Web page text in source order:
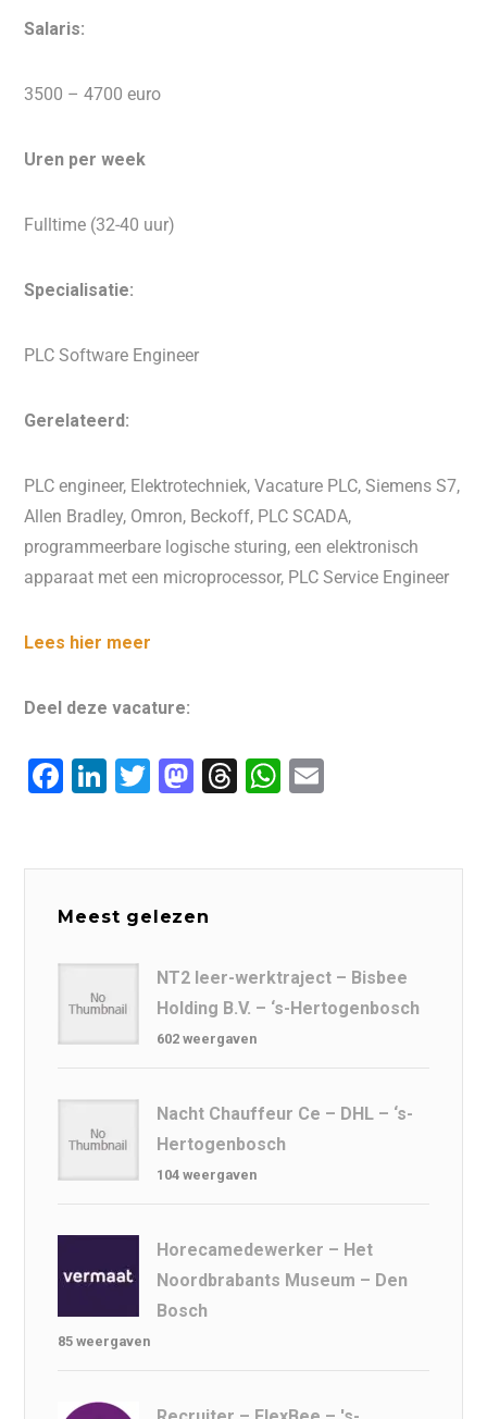
Salaris:
3500 – 4700 euro
Uren per week
Fulltime (32-40 uur)
Specialisatie:
PLC Software Engineer
Gerelateerd:
PLC engineer, Elektrotechniek, Vacature PLC, Siemens S7,
Allen Bradley, Omron, Beckoff, PLC SCADA,
programmeerbare logische sturing, een elektronisch
apparaat met een microprocessor, PLC Service Engineer
Lees hier meer
Deel deze vacature:
F
e
b
k
Li
e
dI
T
er
M
o
d
n
T
a
W
s
p
l
Meest gelezen
NT2 leer-werktraject – Bisbee
Holding B.V. – ‘s-Hertogenbosch
602 weergaven
Nacht Chauffeur Ce – DHL – ‘s-
Hertogenbosch
104 weergaven
Horecamedewerker – Het
Noordbrabants Museum – Den
Bosch
85 weergaven